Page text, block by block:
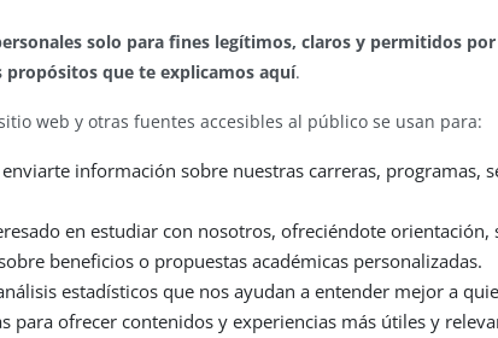
solo para fines legítimos, claros y permitidos
propósitos que te explicamos aquí.
web y otras fuentes accesibles al público se usan para:
información sobre nuestras carreras, programas,
en estudiar con nosotros, ofreciéndote
beneficios o propuestas académicas personalizadas.
estadísticos que nos ayudan a entender mejor a
para ofrecer contenidos y experiencias más útiles y